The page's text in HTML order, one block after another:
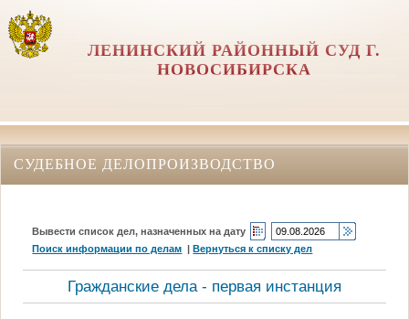
ЛЕНИНСКИЙ РАЙОННЫЙ СУД Г.
НОВОСИБИРСКА
СУДЕБНОЕ ДЕЛОПРОИЗВОДСТВО
Вывести список дел, назначенных на дату
Поиск информации по делам |Вернуться к списку дел
Гражданские дела - первая инстанция